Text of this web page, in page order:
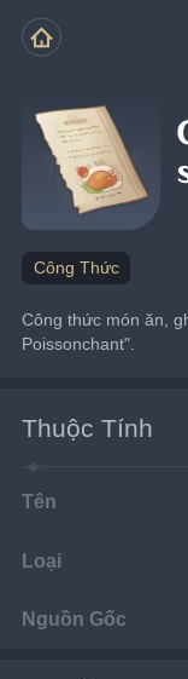
Công Thức
Công thức món ăn,
Poissonchant".
Thuộc Tính
Tên
Loại
Nguồn Gốc